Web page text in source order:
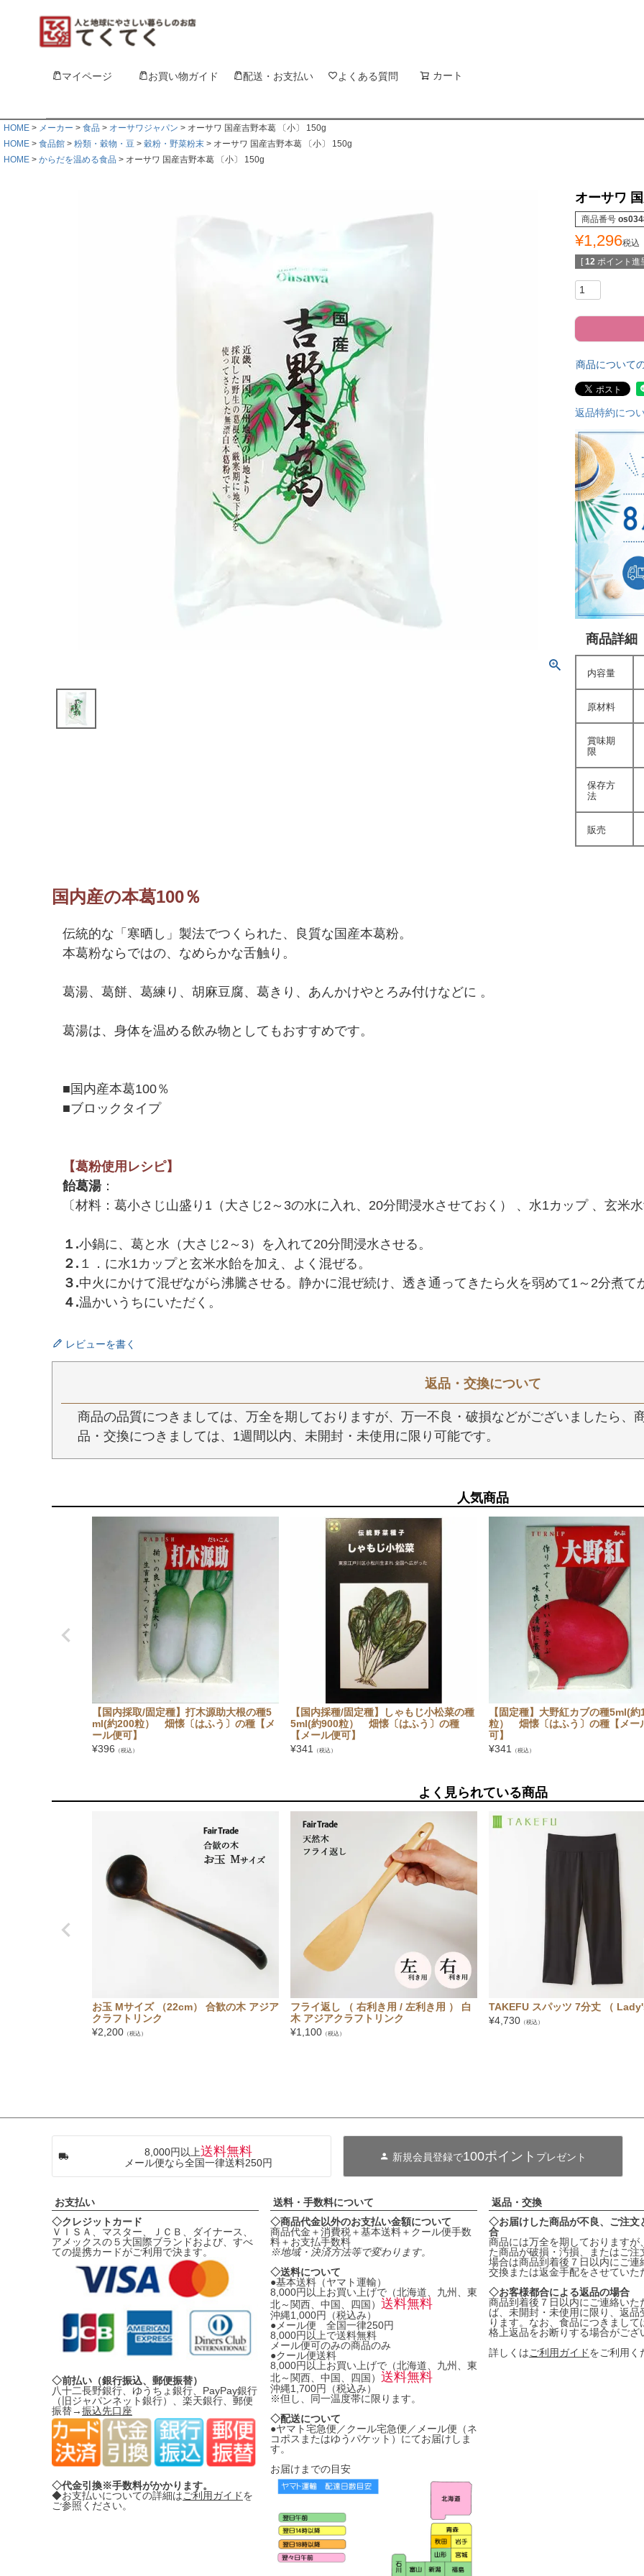
マイページ お買い物ガイド 配送・お支払い よくある質問 カート
HOME メーカー 食品 オーサワジャパン
オーサワ 国産吉野本葛 〔小〕 150g
HOME
食品館 粉類・穀物・豆 穀粉・野菜粉末
オーサワ 国産吉野本葛 〔小〕 150g
HOME
からだを温める食品 オーサワ 国産吉野本葛 〔小〕 150g
オーサワ
商品番号
¥1,296税込
[ 12 ポイント進
商品について
返品特約につ
商品詳細
内容量
原材料
賞味期
限
保存方
法
販売
国内産の本葛100％
伝統的な「寒晒し」製法でつくられた、良質な国産本葛粉。
本葛粉ならではの、なめらかな舌触り。
葛湯、葛餅、葛練り、胡麻豆腐、葛きり、あんかけやとろみ付けなどに 。
葛湯は、身体を温める飲み物としてもおすすめです。
■国内産本葛100％
■ブロックタイプ
【葛粉使用レシピ】
飴葛湯：
〔材料：葛小さじ山盛り1（大さじ2～3の水に入れ、20分間浸水させておく） 、水1カップ 、玄米水
１.小鍋に、葛と水（大さじ2～3）を入れて20分間浸水させる。
２. １．に水1カップと玄米水飴を加え、よく混ぜる。
３.中火にかけて混ぜながら沸騰させる。静かに混ぜ続け、透き通ってきたら火を弱めて1～2分煮て
４.温かいうちにいただく。
レビューを書く
返品・交換について
商品の品質につきましては、万全を期しておりますが、万一不良・破損などがございましたら、
品・交換につきましては、1週間以内、未開封・未使用に限り可能です。
人気商品
【国内採取/固定種】打木源助大根の種5
ml(約200粒） 畑懐〔はふう〕の種【メ
ール便可】
¥396 （税込）
【国内採種/固定種】しゃもじ小松菜の種
5ml(約900粒） 畑懐〔はふう〕の種
【メール便可】
¥341 （税込）
【固定種】大野紅カブの種5ml(約
粒） 畑懐〔はふう〕の種【メー
可】
¥341 （税込）
よく見られている商品
お玉 Mサイズ （22cm） 合歓の木 アジア
クラフトリンク
¥2,200 （税込）
フライ返し （ 右利き用 / 左利き用 ） 白
木 アジアクラフトリンク
¥1,100 （税込）
TAKEFU スパッツ 7分丈 （
¥4,730 （税込）
8,000円以上送料無料
メール便なら全国一律送料250円 新規会員登録で100ポイント プレゼント
お支払い
◇クレジットカード
ＶＩＳＡ、マスター、ＪＣＢ、ダイナース、
アメックスの５大国際ブランドおよび、すべ
ての提携カードがご利用で決ます。
◇前払い（銀行振込、郵便振替）
八十二長野銀行、ゆうちょ銀行、PayPay銀行
（旧ジャパンネット銀行）、楽天銀行、郵便
振替→振込先口座
◇代金引換※手数料がかかります。
◆お支払いについての詳細はご利用ガイドを
ご参照ください。
送料・手数料について
◇商品代金以外のお支払い金額について
商品代金＋消費税＋基本送料＋クール便手数
料＋お支払手数料
※地域・決済方法等で変わります。
◇送料について
●基本送料（ヤマト運輸）
8,000円以上お買い上げで（北海道、九州、東
北～関西、中国、四国） 送料無料
沖縄1,000円（税込み）
●メール便 全国一律250円
8,000円以上で送料無料
メール便可のみの商品のみ
●クール便送料
8,000円以上お買い上げで（北海道、九州、東
北～関西、中国、四国） 送料無料
沖縄1,700円（税込み）
※但し、同一温度帯に限ります。
◇配送について
●ヤマト宅急便／クール宅急便／メール便（ネ
コポスまたはゆうパケット）にてお届けしま
す。
お届けまでの目安
返品・交換
◇お届けした商品が不良、ご注文
合
商品には万全を期しておりますが
た商品が破損・汚損、またはご注
場合は商品到着後７日以内にご連
交換または返金手配をさせていた
◇お客様都合による返品の場合
商品到着後７日以内にご連絡いた
ば、未開封・未使用に限り、返品
ります。なお、食品につきまして
格上返品をお断りする場合がござ
詳しくはご利用ガイドをご利用く